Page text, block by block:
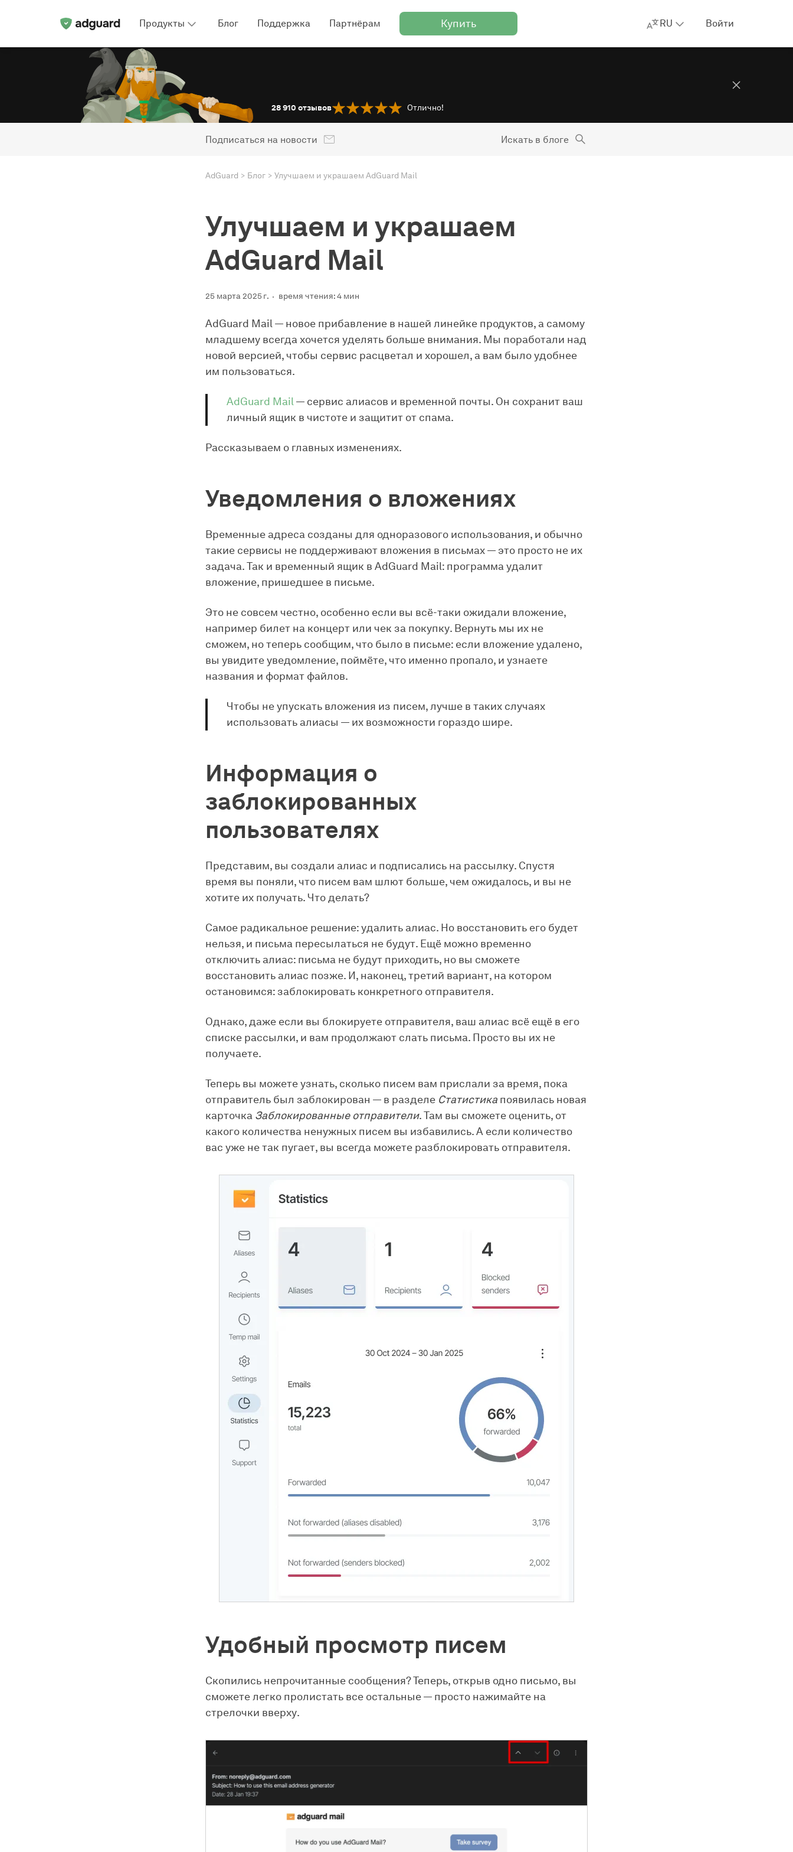
Продукты Блог Поддержка Партнёрам Купить RU Войти
28 910 отзывов Отлично!
Подписаться на новости Искать в блоге
AdGuard Блог Улучшаем и украшаем AdGuard Mail
Улучшаем и украшаем
AdGuard Mail
25 марта 2025 г. время чтения: 4 мин
AdGuard Mail — новое прибавление в нашей линейке продуктов, а самому
младшему всегда хочется уделять больше внимания. Мы поработали над
новой версией, чтобы сервис расцветал и хорошел, а вам было удобнее
им пользоваться.
AdGuard Mail— сервис алиасов и временной почты. Он сохранит ваш
личный ящик в чистоте и защитит от спама.
Рассказываем о главных изменениях.
Уведомления о вложениях
Временные адреса созданы для одноразового использования, и обычно
такие сервисы не поддерживают вложения в письмах — это просто не их
задача. Так и временный ящик в AdGuard Mail: программа удалит
вложение, пришедшее в письме.
Это не совсем честно, особенно если вы всё-таки ожидали вложение,
например билет на концерт или чек за покупку. Вернуть мы их не
сможем, но теперь сообщим, что было в письме: если вложение удалено,
вы увидите уведомление, поймёте, что именно пропало, и узнаете
названия и формат файлов.
Чтобы не упускать вложения из писем, лучше в таких случаях
использовать алиасы — их возможности гораздо шире.
Информация о
заблокированных
пользователях
Представим, вы создали алиас и подписались на рассылку. Спустя
время вы поняли, что писем вам шлют больше, чем ожидалось, и вы не
хотите их получать. Что делать?
Самое радикальное решение: удалить алиас. Но восстановить его будет
нельзя, и письма пересылаться не будут. Ещё можно временно
отключить алиас: письма не будут приходить, но вы сможете
восстановить алиас позже. И, наконец, третий вариант, на котором
остановимся: заблокировать конкретного отправителя.
Однако, даже если вы блокируете отправителя, ваш алиас всё ещё в его
списке рассылки, и вам продолжают слать письма. Просто вы их не
получаете.
Теперь вы можете узнать, сколько писем вам прислали за время, пока
отправитель был заблокирован — в разделе Статистика появилась новая
карточка Заблокированные отправители. Там вы сможете оценить, от
какого количества ненужных писем вы избавились. А если количество
вас уже не так пугает, вы всегда можете разблокировать отправителя.
Удобный просмотр писем
Скопились непрочитанные сообщения? Теперь, открыв одно письмо, вы
сможете легко пролистать все остальные — просто нажимайте на
стрелочки вверху.